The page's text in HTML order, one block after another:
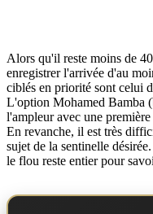
Alors qu'il reste moins de
enregistrer l'arrivée d'au
ciblés en priorité sont celui
L'option Mohamed Bamba
l'ampleur avec une
En revanche, il est très
sujet de la sentinelle
le flou reste entier pour